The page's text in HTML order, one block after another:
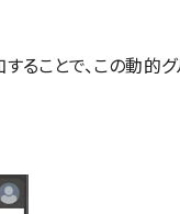
ることで、この動的